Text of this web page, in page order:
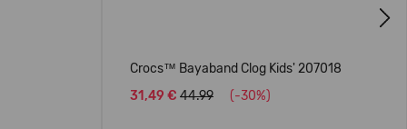
Crocs™ Bayaband Clog Kids' 207018
31,49 € 44.99 (-30%)